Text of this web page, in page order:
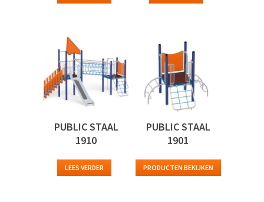
PUBLIC STAAL
1910
LEES VERDER
PUBLIC STAAL
1901
PRODUCTEN BEKIJKEN